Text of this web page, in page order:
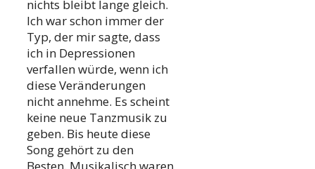
nichts bleibt lange gleich.
Ich war schon immer der
Typ, der mir sagte, dass
ich in Depressionen
verfallen würde, wenn ich
diese Veränderungen
nicht annehme. Es scheint
keine neue Tanzmusik zu
geben. Bis heute diese
Song gehört zu den